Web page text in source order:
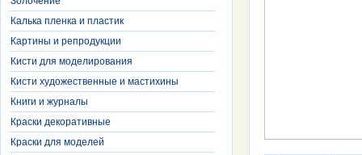
Калька пленка и пластик
Картины и репродукции
Кисти для моделирования
Кисти художественные и мастихины
Книги и журналы
Краски декоративные
Краски для моделей